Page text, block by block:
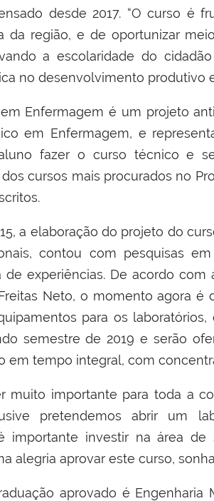
desde 2017. “O curso é
da região, e de oportunizar
a escolaridade do
no desenvolvimento produtivo
Enfermagem é um projeto
em Enfermagem, e
fazer o curso técnico e
cursos mais procurados no
a elaboração do projeto do
contou com pesquisas
de experiências. De acordo
Neto, o momento agora é
para os
semestre de 2019 e serão
em tempo integral, com
muito importante para toda a
pretendemos abrir um
importante investir na área
alegria aprovar este curso,
aprovado é Engenharia